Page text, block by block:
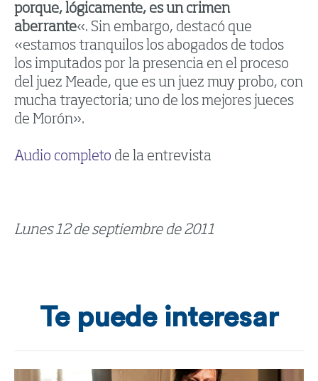
porque, lógicamente, es un crimen
aberrante«. Sin embargo, destacó que
«estamos tranquilos los abogados de todos
los imputados por la presencia en el proceso
del juez Meade, que es un juez muy probo, con
mucha trayectoria; uno de los mejores jueces
de Morón».
Audio completo de la entrevista
Lunes 12 de septiembre de 2011
Te puede interesar